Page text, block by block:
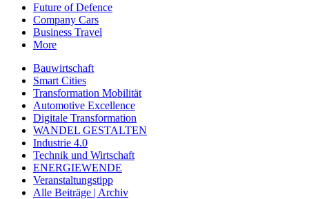
Future of Defence
Company Cars
Business Travel
More
Bauwirtschaft
Smart Cities
Transformation Mobilität
Automotive Excellence
Digitale Transformation
WANDEL GESTALTEN
Industrie 4.0
Technik und Wirtschaft
ENERGIEWENDE
Veranstaltungstipp
Alle Beiträge | Archiv